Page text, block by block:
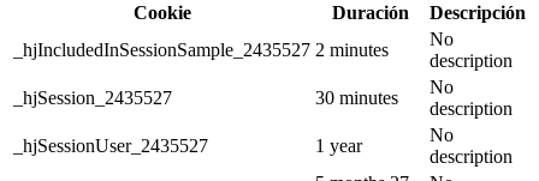
Cookie
Duración
Descripción
_hjIncludedInSessionSample_2435527 2 minutes
No
description
_hjSession_2435527
30 minutes
No
description
_hjSessionUser_2435527
1 year
No
description